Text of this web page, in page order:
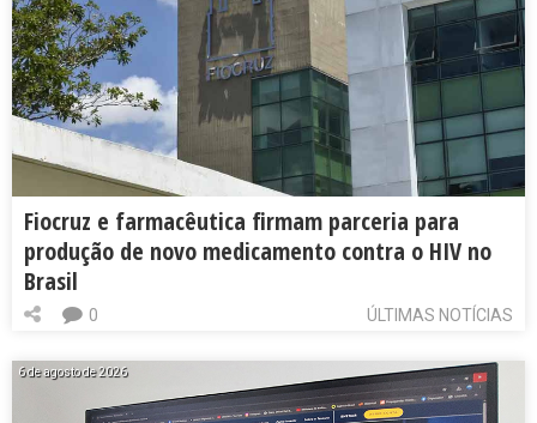
Fiocruz e farmacêutica firmam parceria para
produção de novo medicamento contra o HIV no
Brasil
ÚLTIMAS NOTÍCIAS
0
6 de agosto de 2026